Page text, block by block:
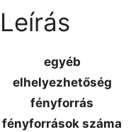
Leírás
egyéb
elhelyezhetőség
fényforrás
fényforrások száma